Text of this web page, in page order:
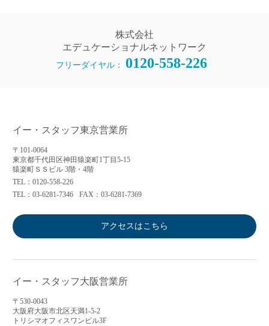
株式会社
エデュケーショナルネットワーク
フリーダイヤル： 0120-558-226
イー・スタッフ東京営業所
〒101-0064
東京都千代田区神田猿楽町1丁目5-15
猿楽町ＳＳビル 3階・4階
TEL：0120-558-226
TEL：03-6281-7346
FAX：03-6281-7369
アクセスはこちら
イー・スタッフ大阪営業所
〒530-0043
大阪府大阪市北区天満1-5-2
トリシマオフィスワンビル3F